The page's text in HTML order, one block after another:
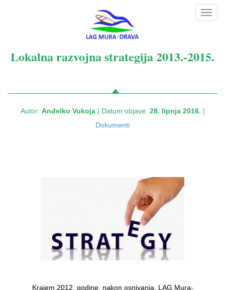
Lokalna razvojna strategija 2013.-2015.
Autor: Anđelko Vukoja| Datum objave: 28. lipnja 2016. |
Dokumenti
Krajem 2012. godine, nakon osnivanja, LAG Mura-